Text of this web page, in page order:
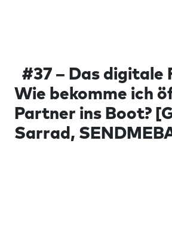
#37 – Das digitale
Wie bekomme ich
Partner ins Boot?
Sarrad,